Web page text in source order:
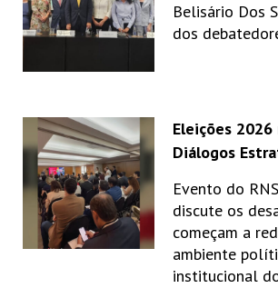
Belisário Dos
dos
Eleições
Diálogos
Evento do
discute os
começam a
ambiente
institucional